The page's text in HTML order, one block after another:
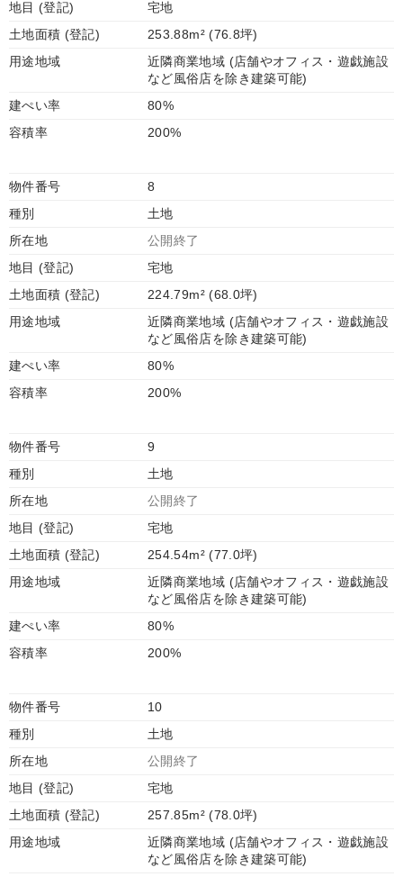
地目 (登記)
宅地
土地面積 (登記)
253.88m² (76.8坪)
用途地域
近隣商業地域 (店舗やオフィス・遊戯施設
など風俗店を除き建築可能)
建ぺい率
80%
容積率
200%
物件番号
8
種別
土地
所在地
公開終了
地目 (登記)
宅地
土地面積 (登記)
224.79m² (68.0坪)
用途地域
近隣商業地域 (店舗やオフィス・遊戯施設
など風俗店を除き建築可能)
建ぺい率
80%
容積率
200%
物件番号
9
種別
土地
所在地
公開終了
地目 (登記)
宅地
土地面積 (登記)
254.54m² (77.0坪)
用途地域
近隣商業地域 (店舗やオフィス・遊戯施設
など風俗店を除き建築可能)
建ぺい率
80%
容積率
200%
物件番号
10
種別
土地
所在地
公開終了
地目 (登記)
宅地
土地面積 (登記)
257.85m² (78.0坪)
用途地域
近隣商業地域 (店舗やオフィス・遊戯施設
など風俗店を除き建築可能)